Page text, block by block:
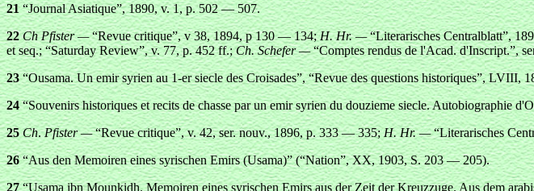
21 “Journal Asiatique”, 1890, v. 1, p. 502 — 507.
22 Ch Pfister —“Revue critique”, v 38, 1894, p 130 — 134;H. Hr. —“Literarisches Centralblatt”,
et seq.; “Saturday Review”, v. 77, p. 452 ff.;Ch. Schefer — “Comptes rendus de l'Acad. d'Inscript.”,
23“Ousama. Un emir syrien au 1-er siecle des Croisades”, “Revue des questions historiques”, LVIII,
24“Souvenirs historiques et recits de chasse par un emir syrien du douzieme siecle. Autobiographie
25 Ch.Pfister —“Revue critique”, v. 42, ser. nouv., 1896, p. 333 — 335;H. Hr. —“Literarisches
26“Aus den Memoiren eines syrischen Emirs (Usama)” (“Nation”, XX, 1903, S. 203 — 205).
27“Usama ibn Mounkidh. Memoiren eines syrischen Emirs aus der Zeit der Kreuzzuge. Aus dem